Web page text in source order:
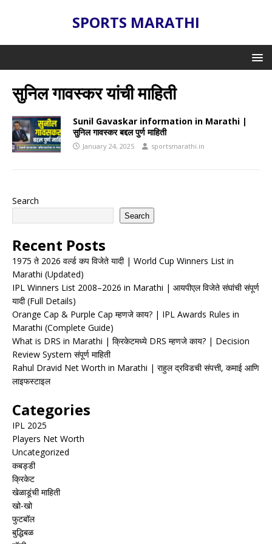
SPORTS MARATHI
सुनिल गावस्कर यांची माहिती
Sunil Gavaskar information in Marathi |
सुनिल गावस्कर बद्दल पुर्ण माहिती
January 24, 2025 sportsmarathi.in
Search
Search
Recent Posts
1975 ते 2026 वर्ल्ड कप विजेते यादी | World Cup Winners List in
Marathi (Updated)
IPL Winners List 2008–2026 in Marathi | आयपीएल विजेते संघांची संपूर्ण
यादी (Full Details)
Orange Cap & Purple Cap म्हणजे काय? | IPL Awards Rules in
Marathi (Complete Guide)
What is DRS in Marathi | क्रिकेटमध्ये DRS म्हणजे काय? | Decision
Review System संपूर्ण माहिती
Rahul Dravid Net Worth in Marathi | राहुल द्रविडची संपत्ती, कमाई आणि
लाइफस्टाइल
Categories
IPL 2025
Players Net Worth
Uncategorized
कबड्डी
क्रिकेट
खेळाडूंची माहिती
खो-खो
फुटबॉल
बुद्धिबळ